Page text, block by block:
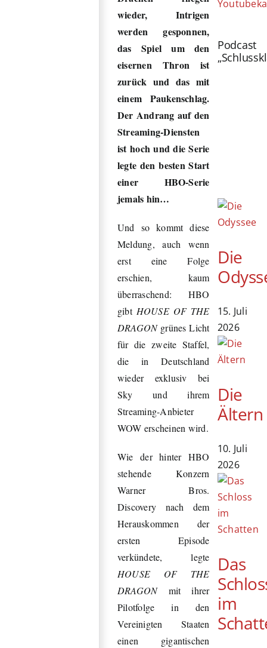
wieder, Intrigen
werden gesponnen,
das Spiel um den
eisernen Thron ist
zurück und das mit
einem Paukenschlag.
Der Andrang auf den
Streaming-Diensten
ist hoch und die Serie
legte den besten Start
einer HBO-Serie
jemals hin…
Und so kommt diese
Meldung, auch wenn
erst eine Folge
erschien, kaum
überraschend: HBO
gibt HOUSE OF THE
DRAGONgrünes Licht
für die zweite Staffel,
die in Deutschland
wieder exklusiv bei
Sky und ihrem
Streaming-Anbieter
WOW erscheinen wird.
Wie der hinter HBO
stehende Konzern
Warner Bros.
Discovery nach dem
Herauskommen der
ersten Episode
verkündete, legte
HOUSE OF THE
DRAGONmit ihrer
Pilotfolge in den
Vereinigten Staaten
einen gigantischen
Podcast
Die
15. Juli
2026
Die
Ältern
10. Juli
2026
Das
im